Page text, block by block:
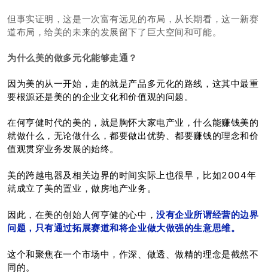
但事实证明，这是一次富有远见的布局，从长期看，这一新赛
道布局，给美的未来的发展留下了巨大空间和可能。
为什么美的做多元化能够走通？
因为美的从一开始，走的就是产品多元化的路线，这其中最重
要根源还是美的的企业文化和价值观的问题。
在何亨健时代的美的，就是胸怀大家电产业，什么能赚钱美的
就做什么，无论做什么，都要做出优势、都要赚钱的理念和价
值观贯穿业务发展的始终。
美的跨越电器及相关边界的时间实际上也很早，比如2004年
就成立了美的置业，做房地产业务。
因此，在美的创始人何亨健的心中，没有企业所谓经营的边界
问题，只有通过拓展赛道和将企业做大做强的生意思维。
这个和聚焦在一个市场中，作深、做透、做精的理念是截然不
同的。